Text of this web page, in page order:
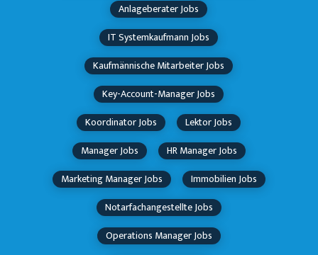
Anlageberater Jobs
IT Systemkaufmann Jobs
Kaufmännische Mitarbeiter Jobs
Key-Account-Manager Jobs
Koordinator Jobs
Lektor Jobs
Manager Jobs
HR Manager Jobs
Marketing Manager Jobs
Immobilien Jobs
Notarfachangestellte Jobs
Operations Manager Jobs